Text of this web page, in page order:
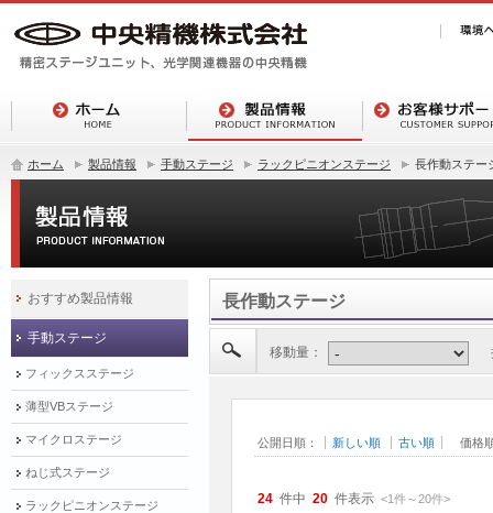
ホーム 製品情報 手動ステージ ラックピニオンステージ 長作動ステー
長作動ステージ
移動量：
公開日順： 新しい順 古い順 価格
24 件中 20 件表示 <1件～20件>
おすすめ製品情報
手動ステージ
フィックスステージ
薄型VBステージ
マイクロステージ
ねじ式ステージ
ラックピニオンステージ